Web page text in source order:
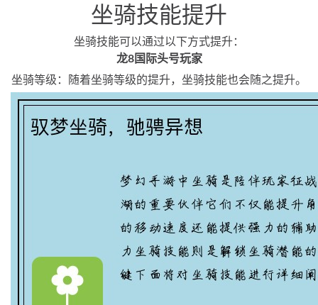
坐骑技能提升
坐骑技能可以通过以下方式提升：
龙8国际头号玩家
坐骑等级：随着坐骑等级的提升，坐骑技能也会随之提升。